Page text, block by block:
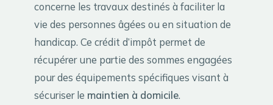
concerne les travaux destinés à faciliter la
vie des personnes âgées ou en situation de
handicap. Ce crédit d’impôt permet de
récupérer une partie des sommes engagées
pour des équipements spécifiques visant à
sécuriser le maintien à domicile.